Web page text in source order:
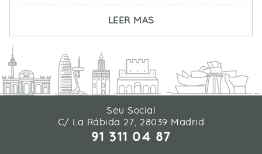
LEER MASSOBRE QUÉ ES UN
Seu Social
C/ La Rábida 27, 28039 Madrid
91 311 04 87